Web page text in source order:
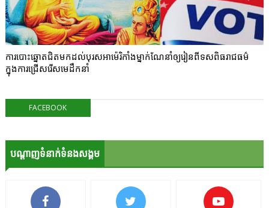
ការបោះឆ្នោតជិតមកដល់បុរសអាម៉េរិកាំងម្នាក់ណែនាំឲ្យរៀនពីទសពិធរាជធម៌
ក្នុងការជ្រើសរើសមេដឹកនាំ
FACEBOOK
បណ្ដាញទំនាក់ទំនងសង្គម